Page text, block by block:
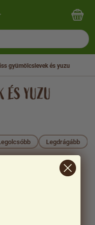
gyümölcslevek és yuzu
ÉS YUZU
Legdrágább